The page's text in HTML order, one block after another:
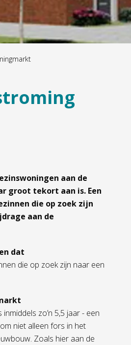
aan de
groot tekort aan is. Een
die op zoek zijn
aan de
dat
die op zoek zijn naar een
zo’n 5,5 jaar - een
niet alleen fors in het
Zoals hier aan de